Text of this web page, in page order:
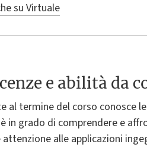
su Virtuale
e abilità da
al termine del corso conosce
in grado di comprendere e
alle applicazioni